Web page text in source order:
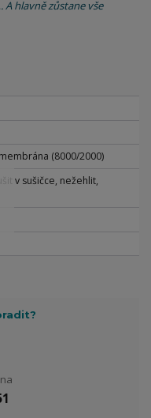
hlavně zůstane vše
(8000/2000)
v sušičce, nežehlit,